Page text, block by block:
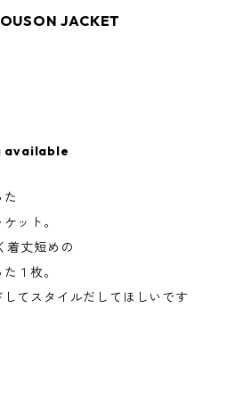
JACKET
available
ット。
着丈短めの
１枚。
てスタイルだしてほしいです